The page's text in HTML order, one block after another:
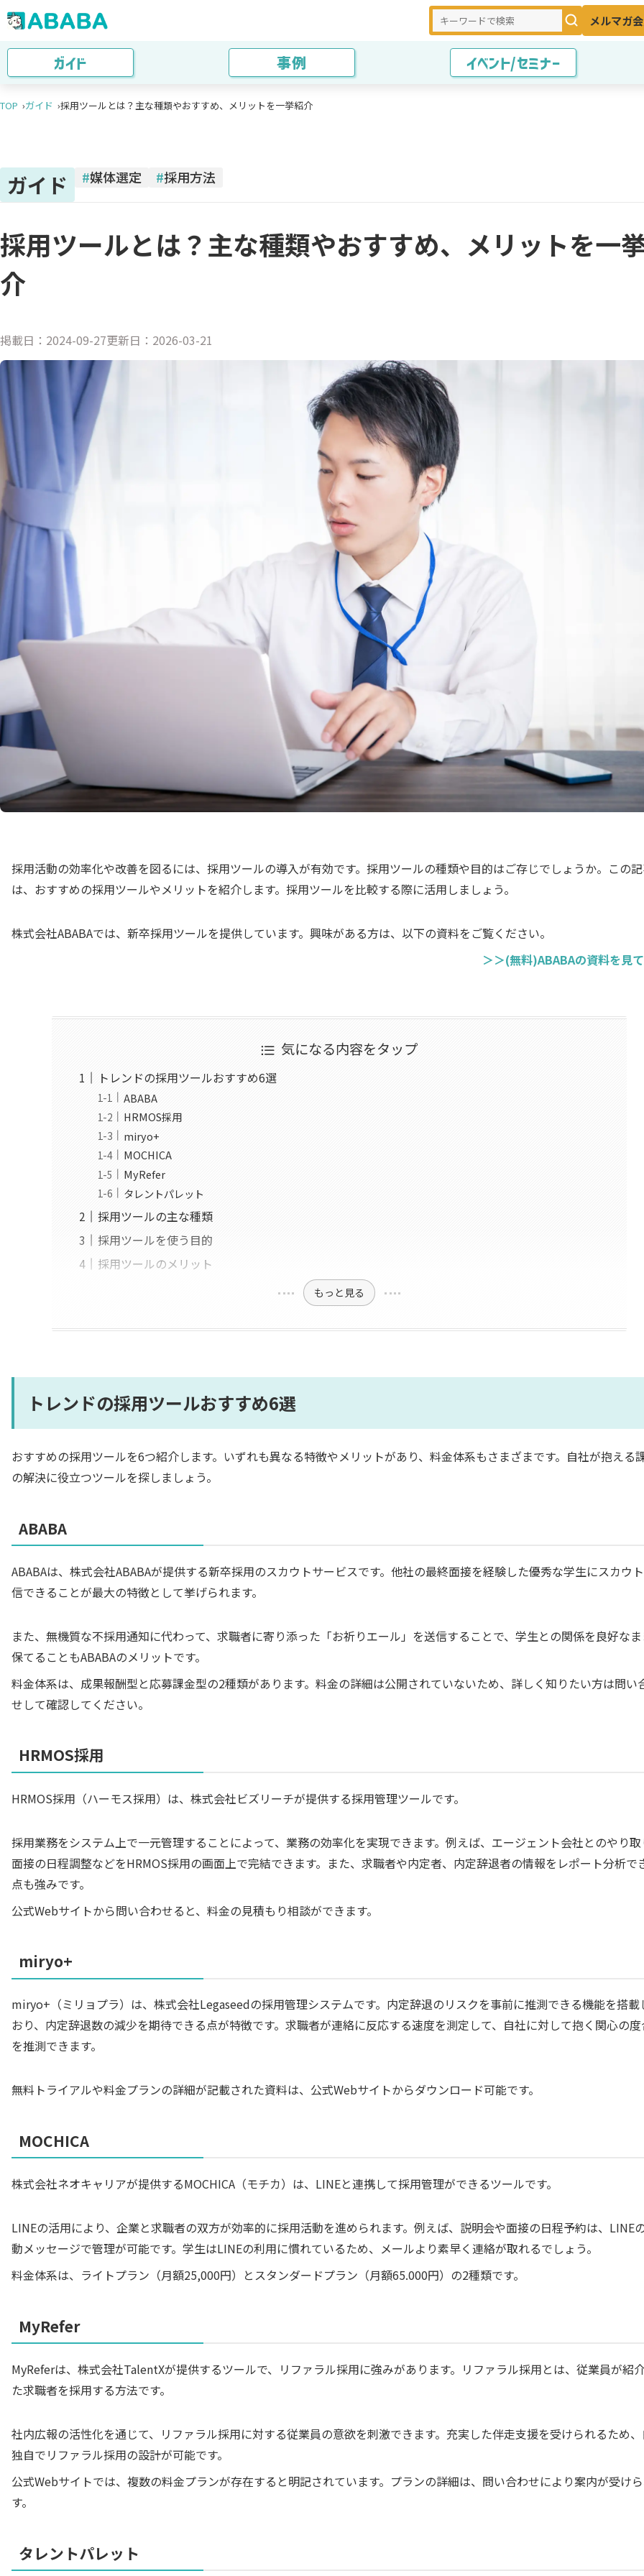
メルマガ
ガイド 事例 イベント/セミナー
TOP ガイド 採用ツールとは？主な種類やおすすめ、メリットを一挙紹介
ガイド #媒体選定 #採用方法
採用ツールとは？主な種類やおすすめ、メリットを一
介
掲載日： 2024-09-27更新日： 2026-03-21
採用活動の効率化や改善を図るには、採用ツールの導入が有効です。採用ツールの種類や目的はご存じでしょうか。この
は、おすすめの採用ツールやメリットを紹介します。採用ツールを比較する際に活用しましょう。
株式会社ABABAでは、新卒採用ツールを提供しています。興味がある方は、以下の資料をご覧ください。
＞＞(無料)ABABAの資料を見
気になる内容をタップ
トレンドの採用ツールおすすめ6選
ABABA
HRMOS採用
miryo+
MOCHICA
MyRefer
タレントパレット
採用ツールの主な種類
採用ツールを使う目的
採用ツールのメリット
もっと見る
トレンドの採用ツールおすすめ6選
おすすめの採用ツールを6つ紹介します。いずれも異なる特徴やメリットがあり、料金体系もさまざまです。自社が抱える
の解決に役立つツールを探しましょう。
ABABA
ABABAは、株式会社ABABAが提供する新卒採用のスカウトサービスです。他社の最終面接を経験した優秀な学生にスカウ
信できることが最大の特徴として挙げられます。
また、無機質な不採用通知に代わって、求職者に寄り添った「お祈りエール」を送信することで、学生との関係を良好な
保てることもABABAのメリットです。
料金体系は、成果報酬型と応募課金型の2種類があります。料金の詳細は公開されていないため、詳しく知りたい方は問い
せして確認してください。
HRMOS採用
HRMOS採用（ハーモス採用）は、株式会社ビズリーチが提供する採用管理ツールです。
採用業務をシステム上で一元管理することによって、業務の効率化を実現できます。例えば、エージェント会社とのやり取
面接の日程調整などをHRMOS採用の画面上で完結できます。また、求職者や内定者、内定辞退者の情報をレポート分析で
点も強みです。
公式Webサイトから問い合わせると、料金の見積もり相談ができます。
miryo+
miryo+（ミリョプラ）は、株式会社Legaseedの採用管理システムです。内定辞退のリスクを事前に推測できる機能を搭載
おり、内定辞退数の減少を期待できる点が特徴です。求職者が連絡に反応する速度を測定して、自社に対して抱く関心の度
を推測できます。
無料トライアルや料金プランの詳細が記載された資料は、公式Webサイトからダウンロード可能です。
MOCHICA
株式会社ネオキャリアが提供する​​MOCHICA（モチカ）は、LINEと連携して採用管理ができるツールです。
LINEの活用により、企業と求職者の双方が効率的に採用活動を進められます。例えば、説明会や面接の日程予約は、LINE
動メッセージで管理が可能です。学生はLINEの利用に慣れているため、メールより素早く連絡が取れるでしょう。
料金体系は、ライトプラン（月額25,000円）とスタンダードプラン（月額65.000円）の2種類です。
MyRefer
MyReferは、株式会社TalentXが提供するツールで、リファラル採用に強みがあります。リファラル採用とは、従業員が紹
た求職者を採用する方法です。
社内広報の活性化を通じて、リファラル採用に対する従業員の意欲を刺激できます。充実した伴走支援を受けられるため
独自でリファラル採用の設計が可能です。
公式Webサイトでは、複数の料金プランが存在すると明記されています。プランの詳細は、問い合わせにより案内が受け
す。
タレントパレット